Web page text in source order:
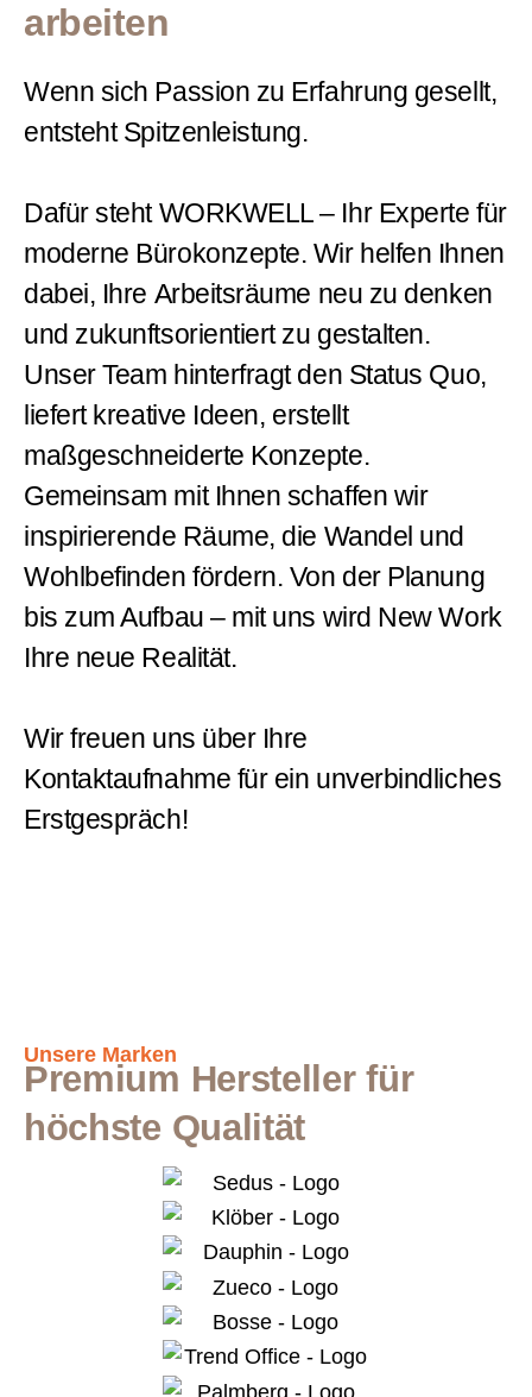
arbeiten
Wenn sich Passion zu Erfahrung gesellt,
entsteht Spitzenleistung.
Dafür steht WORKWELL – Ihr Experte für
moderne Bürokonzepte. Wir helfen Ihnen
dabei, Ihre Arbeitsräume neu zu denken
und zukunftsorientiert zu gestalten.
Unser Team hinterfragt den Status Quo,
liefert kreative Ideen, erstellt
maßgeschneiderte Konzepte.
Gemeinsam mit Ihnen schaffen wir
inspirierende Räume, die Wandel und
Wohlbefinden fördern. Von der Planung
bis zum Aufbau – mit uns wird New Work
Ihre neue Realität.
Wir freuen uns über Ihre
Kontaktaufnahme für ein unverbindliches
Erstgespräch!
Unsere Marken
Premium Hersteller für
höchste Qualität